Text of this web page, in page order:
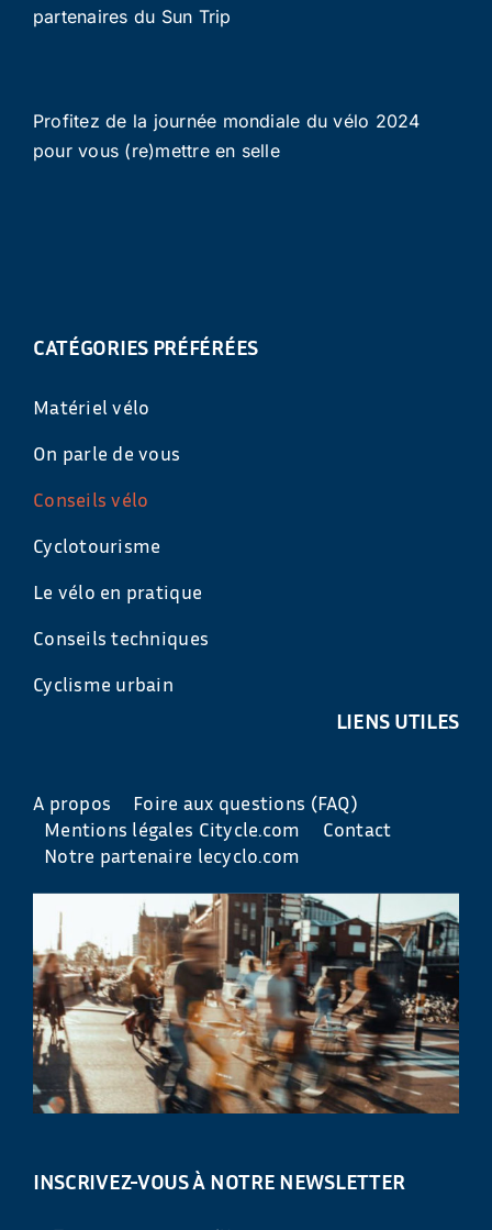
partenaires du Sun Trip
Profitez de la journée mondiale du vélo 2024
pour vous (re)mettre en selle
CATÉGORIES PRÉFÉRÉES
Matériel vélo
On parle de vous
Conseils vélo
Cyclotourisme
Le vélo en pratique
Conseils techniques
Cyclisme urbain
LIENS UTILES
A propos
Foire aux questions (FAQ)
Mentions légales Citycle.com
Contact
Notre partenaire lecyclo.com
INSCRIVEZ-VOUS À NOTRE NEWSLETTER